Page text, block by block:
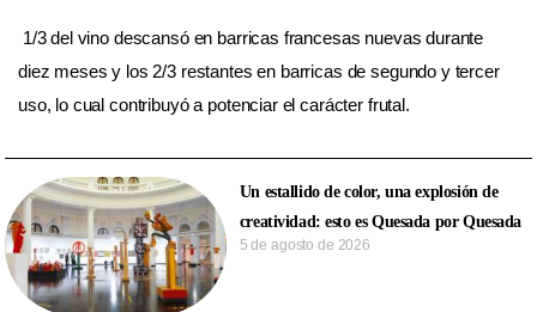
1/3 del vino descansó en barricas francesas nuevas durante
diez meses y los 2/3 restantes en barricas de segundo y tercer
uso, lo cual contribuyó a potenciar el carácter frutal.
Un estallido de color, una explosión de
creatividad: esto es Quesada por Quesada
5 de agosto de 2026